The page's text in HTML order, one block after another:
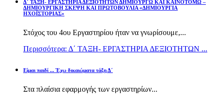
Δ΄ ΤΑΞΗ- ΕΡΓΑΣΤΗΡΙΑ ΔΕΞΙΟΤΗΤΩΝ ΔΗΜΙΟΥΡΓΩ ΚΑΙ ΚΑΙΝΟΤΟΜΩ –
ΔΗΜΙΟΥΡΓΙΚΗ ΣΚΕΨΗ ΚΑΙ ΠΡΩΤΟΒΟΥΛΙΑ «ΔΗΜΙΟΥΡΓΙΑ
ΗΧΟΪΣΤΟΡΙΑΣ»
Στόχος του 4ου Εργαστηρίου ήταν να γνωρίσουμε,...
Περισσότερα: Δ΄ ΤΑΞΗ- ΕΡΓΑΣΤΗΡΙΑ ΔΕΞΙΟΤΗΤΩΝ ...
Είμαι παιδί ... Έχω δικαιώματα τάξη Δ΄
Στα πλαίσια εφαρμογής των εργαστηρίων...